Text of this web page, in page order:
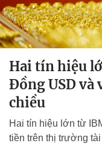
Hai tín hiệu
Đồng USD và
chiều
Hai tín hiệu lớn từ
tiền trên thị trường